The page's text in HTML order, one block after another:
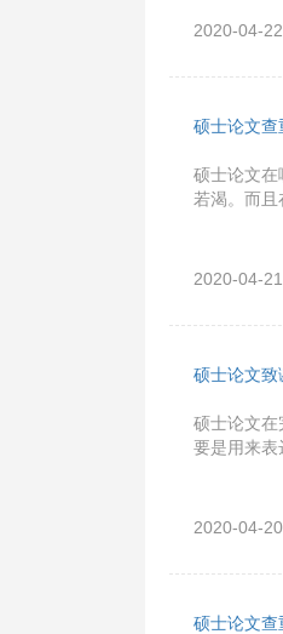
2020-04-
硕士论文查
硕士论文在
若渴。而
2020-04-
硕士论文致
硕士论文在
要是用来表
2020-04-
硕士论文查